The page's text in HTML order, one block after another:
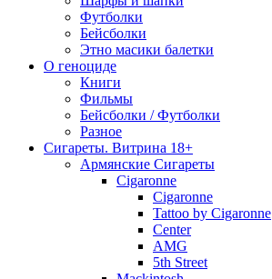
Футболки
Бейсболки
Этно масики балетки
О геноциде
Книги
Фильмы
Бейсболки / Футболки
Разное
Сигареты. Витрина 18+
Армянские Сигареты
Cigaronne
Cigaronne
Tattoo by Cigaronne
Center
AMG
5th Street